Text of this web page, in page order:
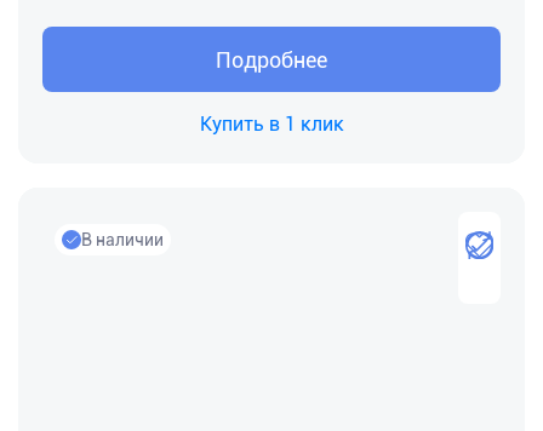
Подробнее
Купить в 1 клик
В наличии